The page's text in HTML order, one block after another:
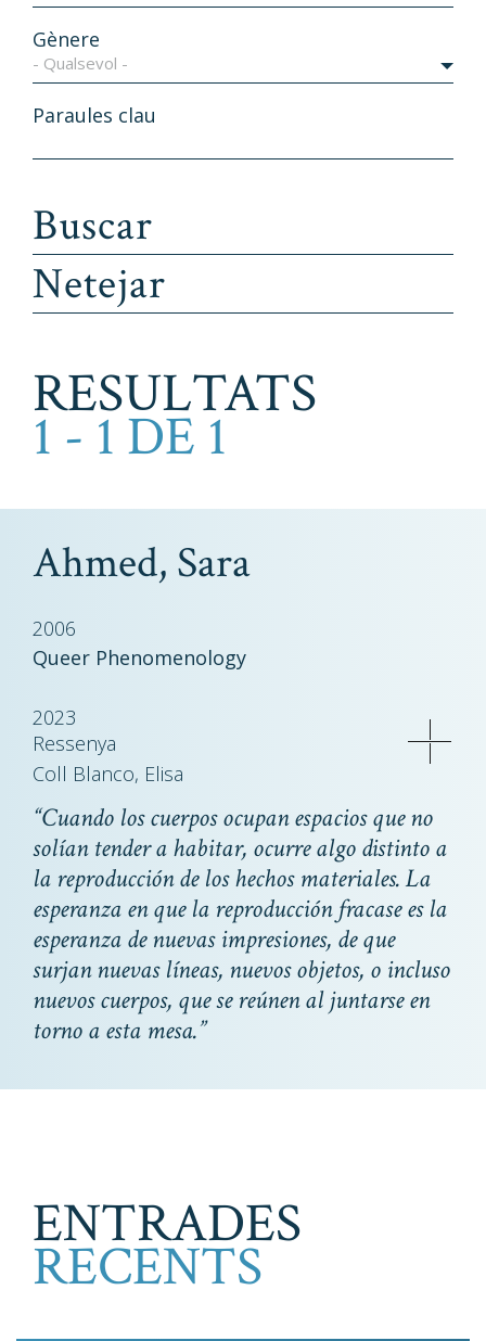
Gènere
- Qualsevol -
Paraules clau
RESULTATS
1 - 1 DE 1
Ahmed, Sara
2006
Queer Phenomenology
2023
Ressenya
Coll Blanco, Elisa
“Cuando los cuerpos ocupan espacios que no
solían tender a habitar, ocurre algo distinto a
la reproducción de los hechos materiales. La
esperanza en que la reproducción fracase es la
esperanza de nuevas impresiones, de que
surjan nuevas líneas, nuevos objetos, o incluso
nuevos cuerpos, que se reúnen al juntarse en
torno a esta mesa.”
ENTRADES
RECENTS